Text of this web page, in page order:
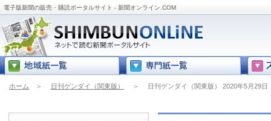
電子版新聞の販売・購読ポータルサイト - 新聞オンライン.COM
ホーム ＞ 日刊ゲンダイ（関東版） ＞ 日刊ゲンダイ（関東版） 2020年5月29日